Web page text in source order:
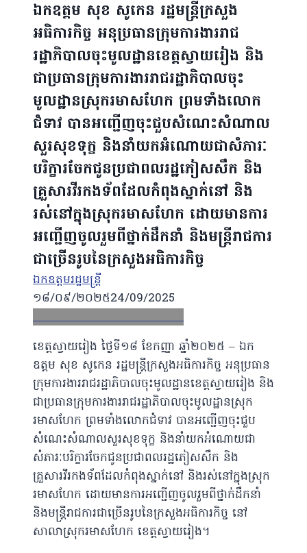
ឯកឧត្តម សុខ សូកេន រដ្ឋមន្រ្តីក្រសួង
អធិការកិច្ច អនុប្រធានក្រុមការងាររាជ
រដ្ឋាភិបាលចុះមូលដ្ឋានខេត្តស្វាយរៀង និង
ជាប្រធានក្រុមការងាររាជរដ្ឋាភិបាលចុះ
មូលដ្ឋានស្រុករមាសហែក ព្រមទាំងលោក
ជំទាវ បានអញ្ជើញចុះជួបសំណេះសំណាល
សួរសុខទុក្ខ និងនាំយកអំណោយជាសំភារៈ
បរិក្ខារចែកជូនប្រជាពលរដ្ឋភៀសសឹក និង
គ្រួសារវីរកងទ័ពដែលកំពុងស្នាក់នៅ និង
រស់នៅក្នុងស្រុករមាសហែក ដោយមានការ
អញ្ជើញចូលរួមពីថ្នាក់ដឹកនាំ និងមន្ត្រីរាជការ
ជាច្រើនរូបនៃក្រសួងអធិការកិច្ច
ឯកឧត្ដមរដ្ឋមន្ត្រី
១៨/០៩/២០២៥24/09/2025
FacebookXEmailLinkedIn
ខេត្តស្វាយរៀង ថ្ងៃទី១៨ ខែកញ្ញា ឆ្នាំ២០២៥ – ឯក
ឧត្តម សុខ សូកេន រដ្ឋមន្រ្តីក្រសួងអធិការកិច្ច អនុប្រធាន
ក្រុមការងាររាជរដ្ឋាភិបាលចុះមូលដ្ឋានខេត្តស្វាយរៀង និង
ជាប្រធានក្រុមការងាររាជរដ្ឋាភិបាលចុះមូលដ្ឋានស្រុក
រមាសហែក ព្រមទាំងលោកជំទាវ បានអញ្ជើញចុះជួប
សំណេះសំណាលសួរសុខទុក្ខ និងនាំយកអំណោយជា
សំភារៈបរិក្ខារចែកជូនប្រជាពលរដ្ឋភៀសសឹក និង
គ្រួសារវីរកងទ័ពដែលកំពុងស្នាក់នៅ និងរស់នៅក្នុងស្រុក
រមាសហែក ដោយមានការអញ្ជើញចូលរួមពីថ្នាក់ដឹកនាំ
និងមន្ត្រីរាជការជាច្រើនរូបនៃក្រសួងអធិការកិច្ច នៅ
សាលាស្រុករមាសហែក ខេត្តស្វាយរៀង។